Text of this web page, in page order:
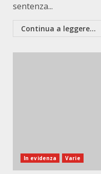
sentenza...
Continua a leggere...
In evidenza Varie